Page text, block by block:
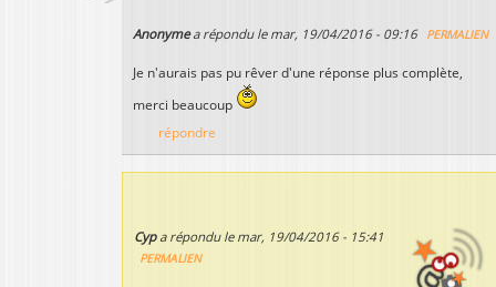
Anonymea répondu le mar, 19/04/2016 - 09:16 PERMALIEN
Je n'aurais pas pu rêver d'une réponse plus complète,
merci beaucoup
répondre
Cypa répondu le mar, 19/04/2016 - 15:41
PERMALIEN